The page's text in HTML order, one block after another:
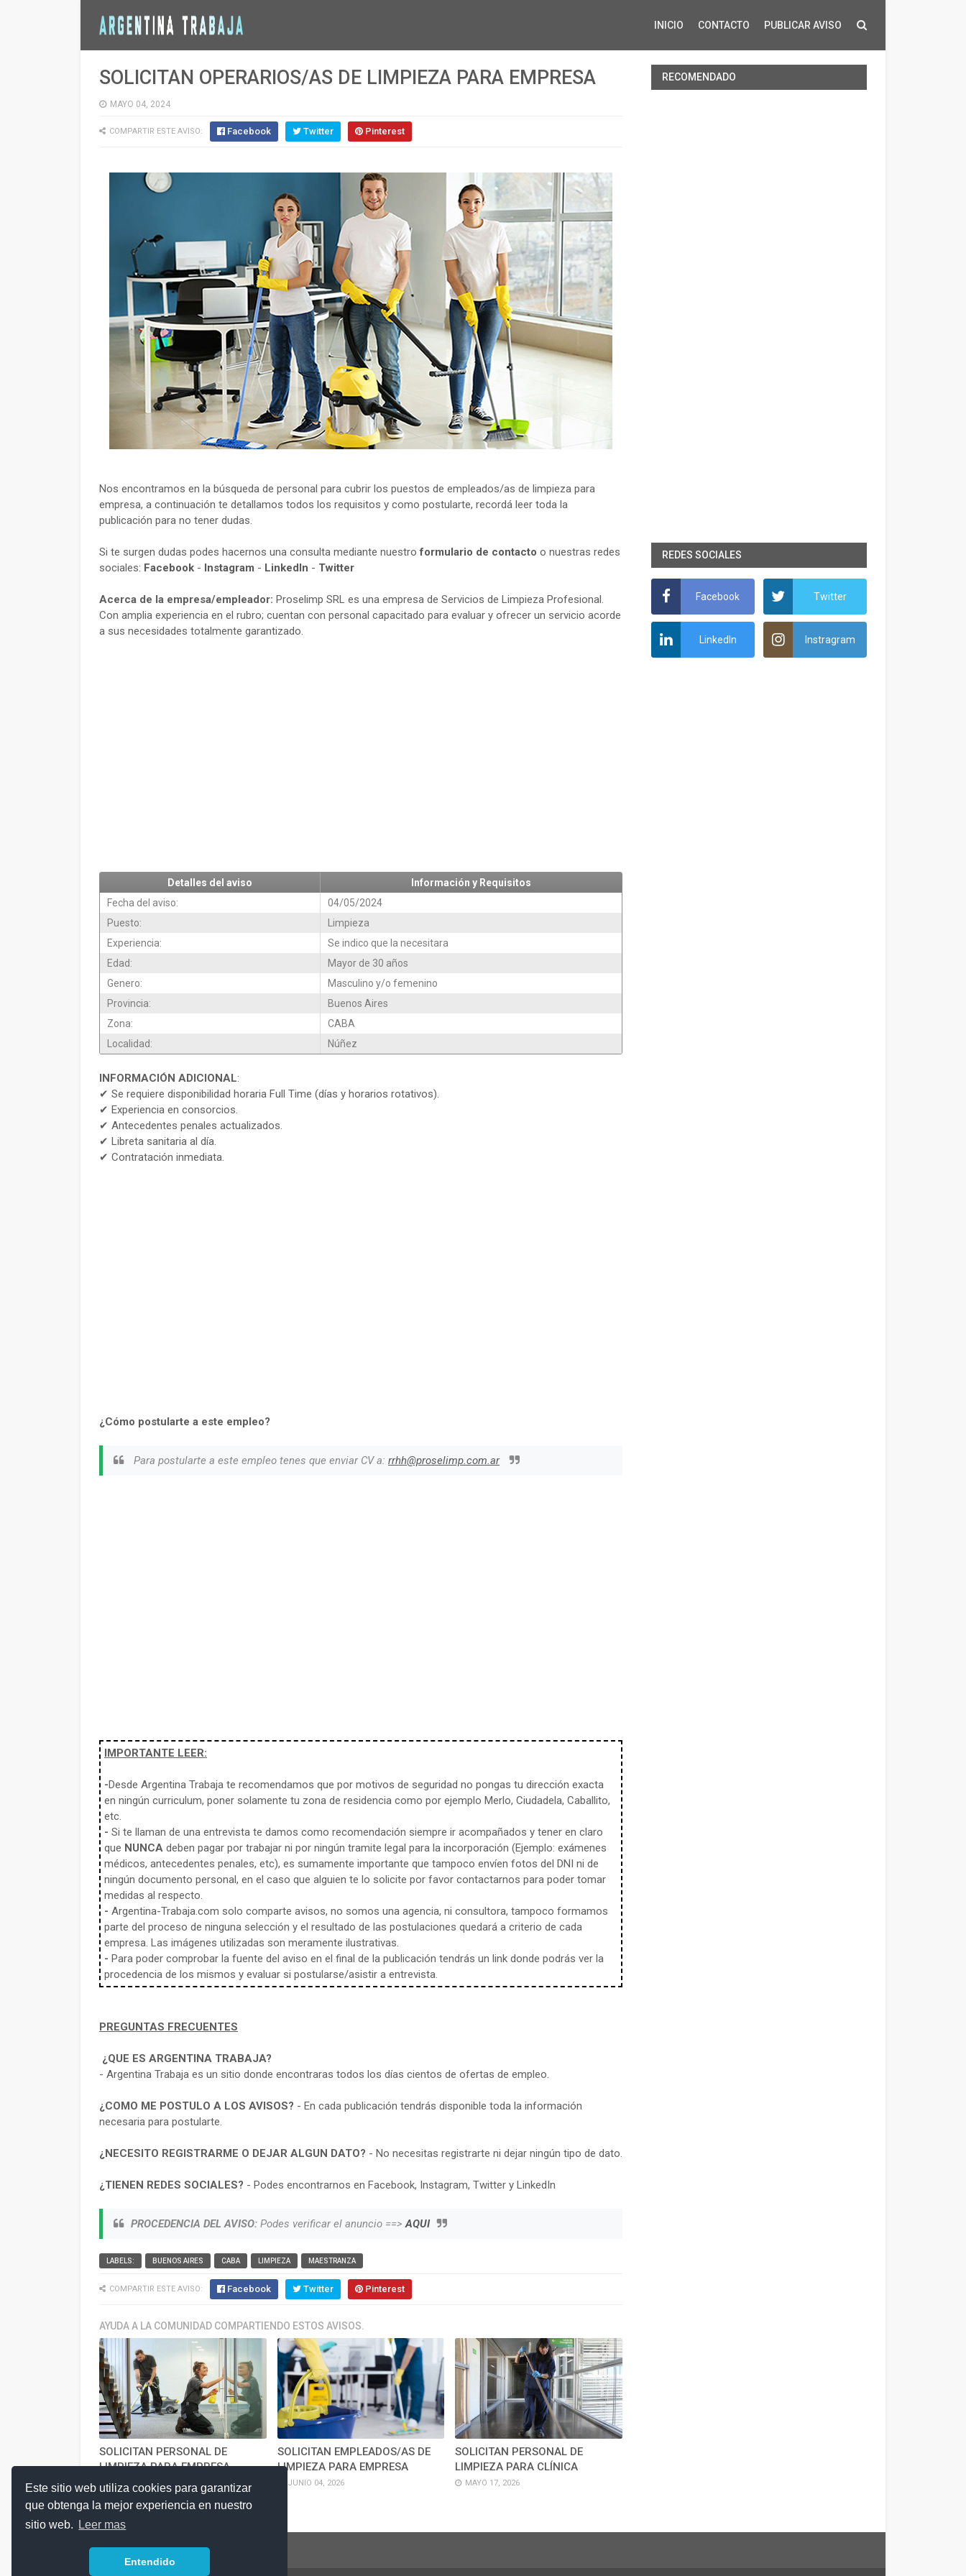
Este sitio web utiliza cookies para garantizar
que obtenga la mejor experiencia en nuestro
sitio web.
Leer mas
Entendido
INICIO CONTACTO PUBLICAR AVISO
SOLICITAN OPERARIOS/AS DE LIMPIEZA PARA EMPRESA
MAYO 04, 2024
COMPARTIR ESTE AVISO: Facebook Twitter Pinterest
Nos encontramos en la búsqueda de personal para cubrir los puestos de empleados/as de limpieza para
empresa, a continuación te detallamos todos los requisitos y como postularte, recordá leer toda la
publicación para no tener dudas.
Si te surgen dudas podes hacernos una consulta mediante nuestroformulario de contacto o nuestras redes
sociales: Facebook - Instagram - LinkedIn - Twitter
Acerca de la empresa/empleador: Proselimp SRL es una empresa de Servicios de Limpieza Profesional.
Con amplia experiencia en el rubro; cuentan con personal capacitado para evaluar y ofrecer un servicio acorde
a sus necesidades totalmente garantizado.
Detalles del aviso
Información y Requisitos
Fecha del aviso:
04/05/2024
Puesto:
Limpieza
Experiencia:
Se indico que la necesitara
Edad:
Mayor de 30 años
Genero:
Masculino y/o femenino
Provincia:
Buenos Aires
Zona:
CABA
Localidad:
Núñez
INFORMACIÓN ADICIONAL:
✔ Se requiere disponibilidad horaria Full Time (días y horarios rotativos).
✔ Experiencia en consorcios.
✔ Antecedentes penales actualizados.
✔ Libreta sanitaria al día.
✔ Contratación inmediata.
¿Cómo postularte a este empleo?
Para postularte a este empleo tenes que enviar CV a: rrhh@proselimp.com.ar
IMPORTANTE LEER:
-Desde Argentina Trabaja te recomendamos que por motivos de seguridad no pongas tu dirección exacta
en ningún curriculum, poner solamente tu zona de residencia como por ejemplo Merlo, Ciudadela, Caballito,
etc.
- Si te llaman de una entrevista te damos como recomendación siempre ir acompañados y tener en claro
que NUNCA deben pagar por trabajar ni por ningún tramite legal para la incorporación (Ejemplo: exámenes
médicos, antecedentes penales, etc), es sumamente importante que tampoco envíen fotos del DNI ni de
ningún documento personal, en el caso que alguien te lo solicite por favor contactarnos para poder tomar
medidas al respecto.
- Argentina-Trabaja.com solo comparte avisos, no somos una agencia, ni consultora, tampoco formamos
parte del proceso de ninguna selección y el resultado de las postulaciones quedará a criterio de cada
empresa. Las imágenes utilizadas son meramente ilustrativas.
- Para poder comprobar la fuente del aviso en el final de la publicación tendrás un link donde podrás ver la
procedencia de los mismos y evaluar si postularse/asistir a entrevista.
PREGUNTAS FRECUENTES
¿QUE ES ARGENTINA TRABAJA?
- Argentina Trabaja es un sitio donde encontraras todos los días cientos de ofertas de empleo.
¿COMO ME POSTULO A LOS AVISOS? - En cada publicación tendrás disponible toda la información
necesaria para postularte.
¿NECESITO REGISTRARME O DEJAR ALGUN DATO? - No necesitas registrarte ni dejar ningún tipo de dato.
¿TIENEN REDES SOCIALES? - Podes encontrarnos en Facebook, Instagram, Twitter y LinkedIn
PROCEDENCIA DEL AVISO: Podes verificar el anuncio ==>AQUI
LABELS: BUENOS AIRES CABA LIMPIEZA MAESTRANZA
COMPARTIR ESTE AVISO: Facebook Twitter Pinterest
AYUDA A LA COMUNIDAD COMPARTIENDO ESTOS AVISOS.
SOLICITAN PERSONAL DE
LIMPIEZA PARA EMPRESA
JULIO 17, 2026
SOLICITAN EMPLEADOS/AS DE
LIMPIEZA PARA EMPRESA
JUNIO 04, 2026
SOLICITAN PERSONAL DE
LIMPIEZA PARA CLÍNICA
MAYO 17, 2026
RECOMENDADO
REDES SOCIALES
Facebook Twitter
LinkedIn Instragram